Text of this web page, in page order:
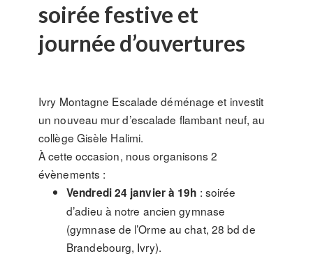
soirée festive et
journée d’ouvertures
Ivry Montagne Escalade déménage et investit
un nouveau mur d’escalade flambant neuf, au
collège Gisèle Halimi.
À cette occasion, nous organisons 2
évènements :
Vendredi 24 janvier à 19h : soirée
d’adieu à notre ancien gymnase
(gymnase de l’Orme au chat, 28 bd de
Brandebourg, Ivry).